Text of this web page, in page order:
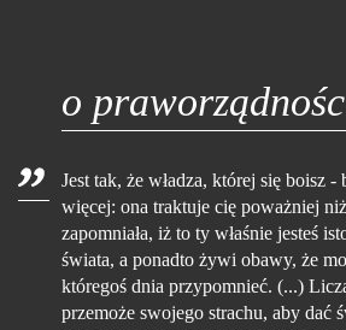
o
Jest tak, że władza, której się boisz -
więcej: ona traktuje cię poważniej
zapomniała, iż to ty właśnie jesteś
świata, a ponadto żywi obawy, że
któregoś dnia przypomnieć. (...)
przemoże swojego strachu, aby dać